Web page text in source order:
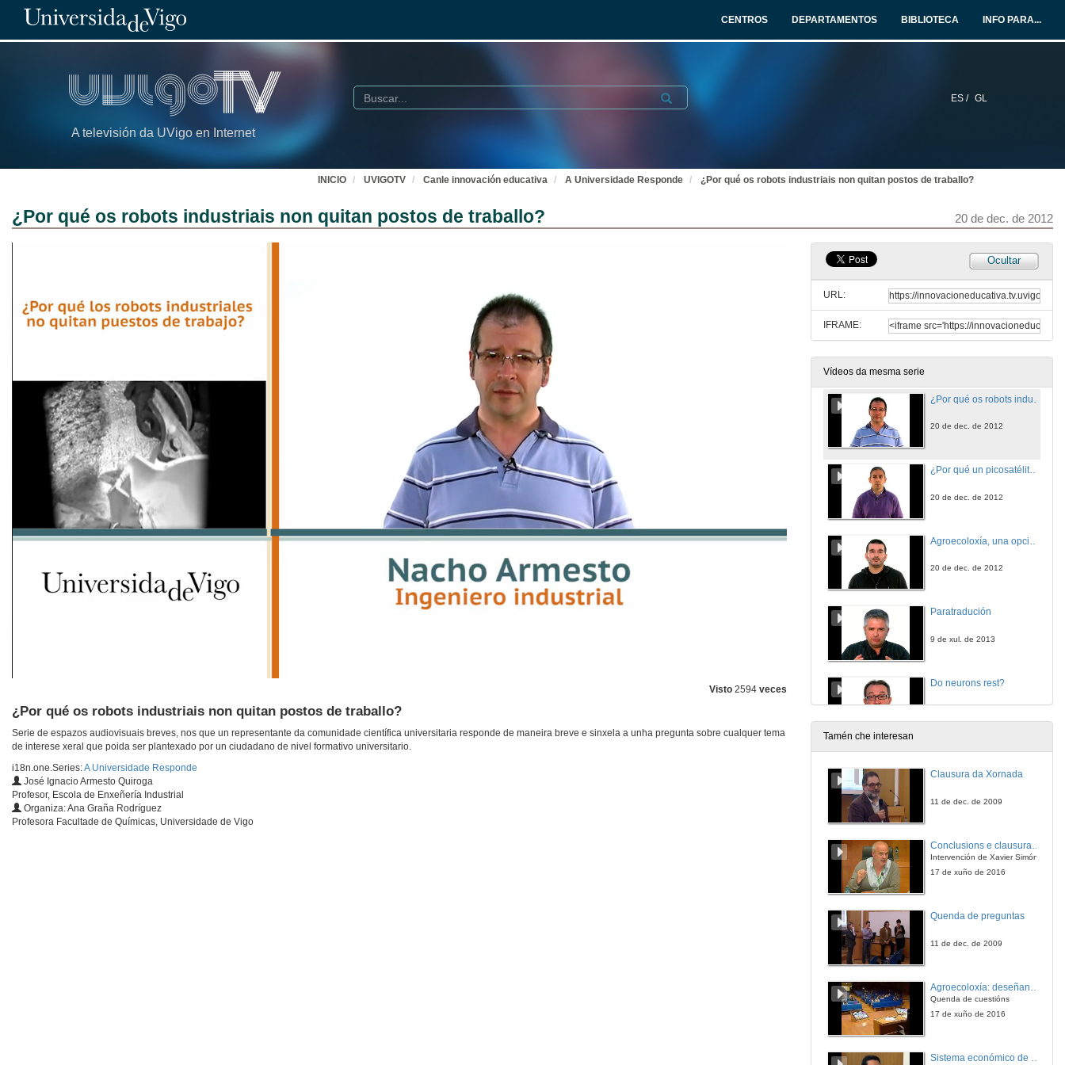
CENTROS DEPARTAMENTOS BIBLIOTECA INFO PARA...
A televisión da UVigo en Internet
ES / GL
Buscar Submit
INICIO UVIGOTV Canle innovación educativa A Universidade Responde ¿Por qué os robots industriais non quitan postos de traballo?
¿Por qué os robots industriais non quitan postos de traballo? 20 de dec. de 2012
Visto 2594 veces
¿Por qué os robots industriais non quitan postos de traballo?
Serie de espazos audiovisuais breves, nos que un representante da comunidade científica universitaria responde de maneira breve e sinxela a unha pregunta sobre cualquer tema
de interese xeral que poida ser plantexado por un ciudadano de nivel formativo universitario.
i18n.one.Series:A Universidade Responde
José Ignacio Armesto Quiroga
Profesor, Escola de Enxeñería Industrial
Organiza: Ana Graña Rodríguez
Profesora Facultade de Químicas, Universidade de Vigo
Ocultar
URL:
IFRAME:
Vídeos da mesma serie
¿As neuronas descansan?
20 de dec. de 2012
¿Qué beneficios cabe esperar das nanotecnoloxías para consumidores e sociedade?
¿Por qué en arte 2+2 son 5?
20 de dec. de 2012
20 de dec. de 2012
¿Por qué un picosatélite en vez dun satélite grande?
20 de dec. de 2012
20 de dec. de 2012
Paratradución
9 de xul. de 2013
Do neurons rest?
Are taxes justified?
20 de dec. de 2012
20 de dec. de 2012
20 de dec. de 2012
Tamén che interesan
Clausura da Xornada
11 de dec. de 2009
Intervención de Xavier Simón
17 de xuño de 2016
Quenda de preguntas
11 de dec. de 2009
Quenda de cuestións
17 de xuño de 2016
Sistema económico de videoconferencia intercampus para a impartición de leccións no Mestrado Interuniversitario de Fotónica e Tecnoloxías do Láser